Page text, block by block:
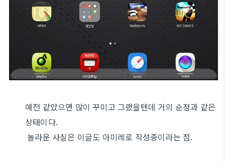
예전 같았으면 많이 꾸미고 그랬을텐데 거의 순정과 같은
상태이다.
놀라운 사실은 이글도 아미레로 작성중이라는 점.